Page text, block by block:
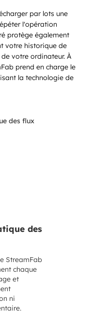
par lots une
l'opération
protège également
votre historique de
votre ordinateur. À
prend en charge le
la technologie de
des
StreamFab
chaque
et
ni